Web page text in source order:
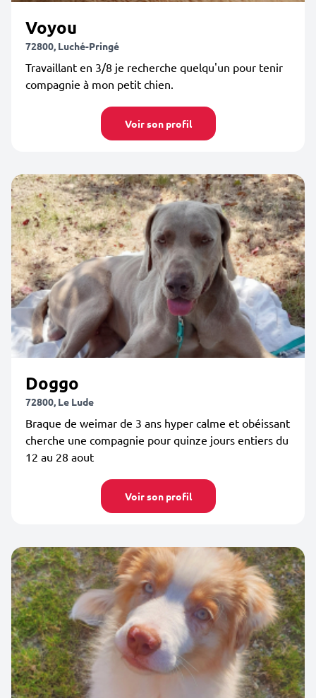
Voyou
72800, Luché-Pringé
Travaillant en 3/8 je recherche quelqu'un pour tenir
compagnie à mon petit chien.
Voir son profil
Doggo
72800, Le Lude
Braque de weimar de 3 ans hyper calme et obéissant
cherche une compagnie pour quinze jours entiers du
12 au 28 aout
Voir son profil